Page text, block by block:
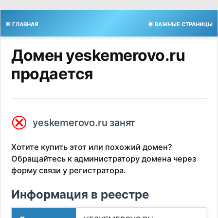
🎯 ГЛАВНАЯ 🌟 ВАЖНЫЕ СТРАНИЦЫ
Домен yeskemerovo.ru
продается
⮿ yeskemerovo.ru занят
Хотите купить этот или похожий домен?
Обращайтесь к администратору домена через
форму связи у регистратора.
Информация в реестре